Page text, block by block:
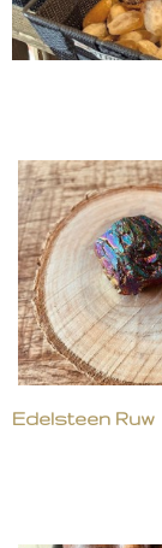
Edelsteen Ruw